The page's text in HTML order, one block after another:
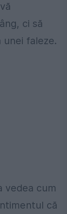
ci să
faleze.
vedea cum
că